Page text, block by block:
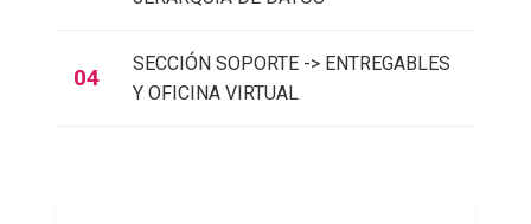
04
SECCIÓN SOPORTE -> ENTREGABLES
Y OFICINA VIRTUAL